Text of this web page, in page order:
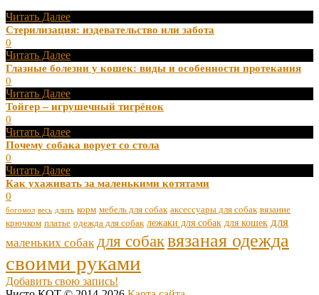
Читать Далее
Стерилизация: издевательство или забота
0
Читать Далее
Глазные болезни у кошек: виды и особенности протекания
0
Читать Далее
Тойгер – игрушечный тигрёнок
0
Читать Далее
Почему собака ворует со стола
0
Читать Далее
Как ухаживать за маленькими котятами
0
богомол весь длить корм мебель для собак аксессуары для собак вязание
крючком платье одежда для собак лежаки для собак для кошек для
маленьких собак для собаквязаная одежда
своими руками
Добавить свою запись!